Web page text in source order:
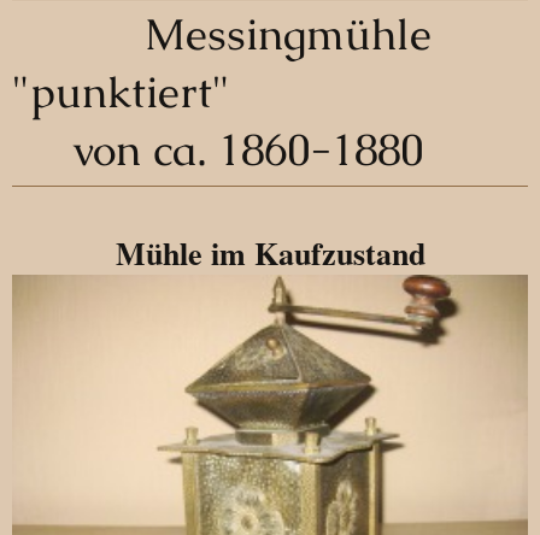
Messingmühle
"punktiert"
von ca. 1860-1880
Mühle im Kaufzustand